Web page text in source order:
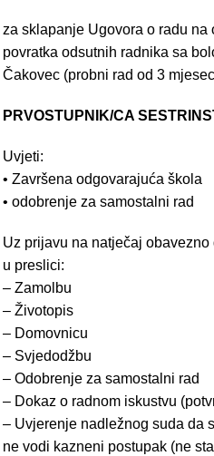
za sklapanje Ugovora o radu na
povratka odsutnih radnika sa
Čakovec (probni rad od 3
PRVOSTUPNIK/CA
Uvjeti:
• Završena odgovarajuća škola
• odobrenje za samostalni rad
Uz prijavu na natječaj
u preslici:
– Zamolbu
– Životopis
– Domovnicu
– Svjedodžbu
– Odobrenje za samostalni rad
– Dokaz o radnom iskustvu
– Uvjerenje nadležnog suda da
ne vodi kazneni postupak (ne